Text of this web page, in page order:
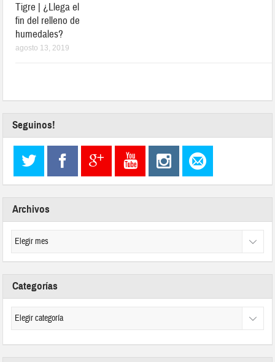
Tigre | ¿Llega el
fin del relleno de
humedales?
agosto 13, 2019
Seguinos!
Archivos
Categorías